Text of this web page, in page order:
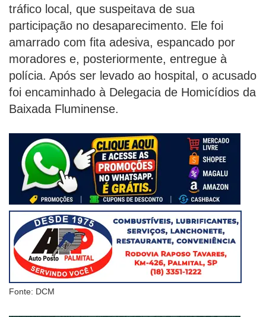
tráfico local, que suspeitava de sua
participação no desaparecimento. Ele foi
amarrado com fita adesiva, espancado por
moradores e, posteriormente, entregue à
polícia. Após ser levado ao hospital, o acusado
foi encaminhado à Delegacia de Homicídios da
Baixada Fluminense.
Fonte: DCM